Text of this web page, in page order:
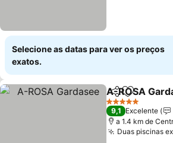
Selecione as datas para ver os preços
exatos.
PartilharAdicionar
A-ROSA
5 Estrelas
9,1 Excelente
a 1.4 km de
Duas piscinas